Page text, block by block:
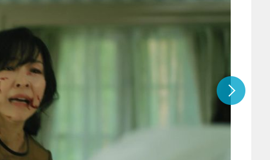
『アイ＝ラブ！げーみんぐ』＝LOV
E齋藤樹愛羅＆佐々木舞香SPインタ